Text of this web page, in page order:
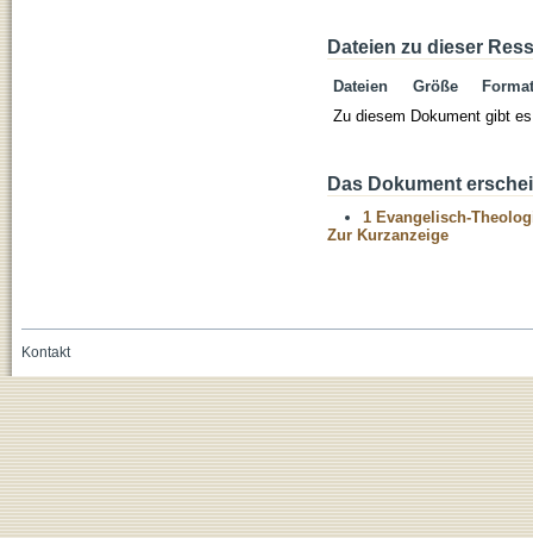
Dateien zu dieser
Dateien Größe
Format
Zu diesem Dokument gibt
Das Dokument
1 Evangelisch-
Zur Kurzanzeige
Kontakt